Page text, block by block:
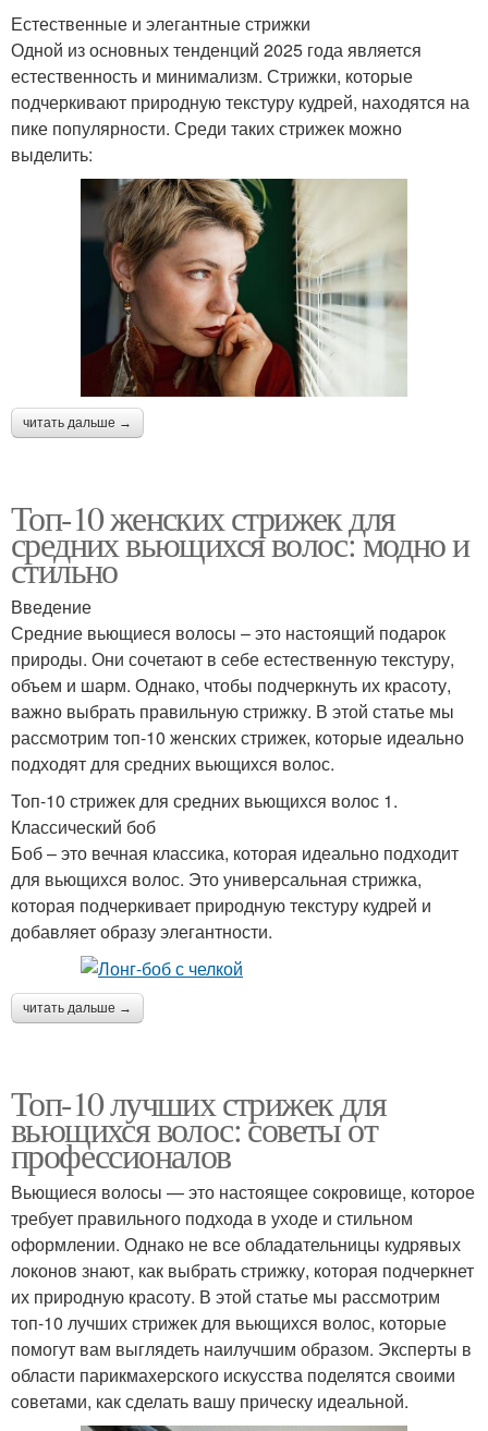
Естественные и элегантные стрижки
Одной из основных тенденций 2025 года является
естественность и минимализм. Стрижки, которые
подчеркивают природную текстуру кудрей, находятся на
пике популярности. Среди таких стрижек можно
выделить:
читать дальше →
Топ-10 женских стрижек для
средних вьющихся волос: модно и
стильно
Введение
Средние вьющиеся волосы – это настоящий подарок
природы. Они сочетают в себе естественную текстуру,
объем и шарм. Однако, чтобы подчеркнуть их красоту,
важно выбрать правильную стрижку. В этой статье мы
рассмотрим топ-10 женских стрижек, которые идеально
подходят для средних вьющихся волос.
Топ-10 стрижек для средних вьющихся волос 1.
Классический боб
Боб – это вечная классика, которая идеально подходит
для вьющихся волос. Это универсальная стрижка,
которая подчеркивает природную текстуру кудрей и
добавляет образу элегантности.
читать дальше →
Топ-10 лучших стрижек для
вьющихся волос: советы от
профессионалов
Вьющиеся волосы — это настоящее сокровище, которое
требует правильного подхода в уходе и стильном
оформлении. Однако не все обладательницы кудрявых
локонов знают, как выбрать стрижку, которая подчеркнет
их природную красоту. В этой статье мы рассмотрим
топ-10 лучших стрижек для вьющихся волос, которые
помогут вам выглядеть наилучшим образом. Эксперты в
области парикмахерского искусства поделятся своими
советами, как сделать вашу прическу идеальной.